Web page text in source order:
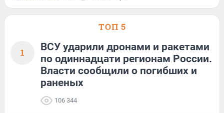
ТОП 5
1
ВСУ ударили дронами и ракетами
по одиннадцати регионам России.
Власти сообщили о погибших и
раненых
106 344